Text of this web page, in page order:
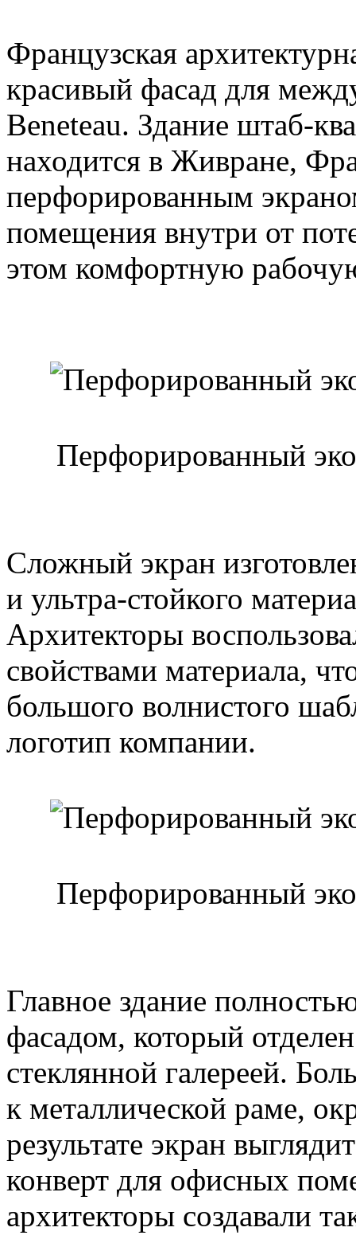
Французская
красивый фасад для
Beneteau. Здание штаб-
находится в Живране,
перфорированным
помещения внутри от
этом комфортную
Перфорированный
Сложный экран
и ультра-стойкого
Архитекторы
свойствами материала,
большого волнистого
логотип компании.
Перфорированный
Главное здание
фасадом, который
стеклянной галереей.
к металлической раме,
результате экран
конверт для офисных
архитекторы создавали